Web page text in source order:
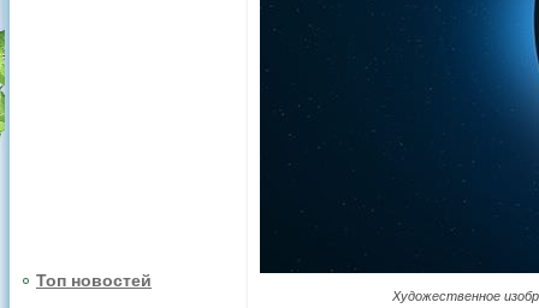
Топ новостей
Художественное